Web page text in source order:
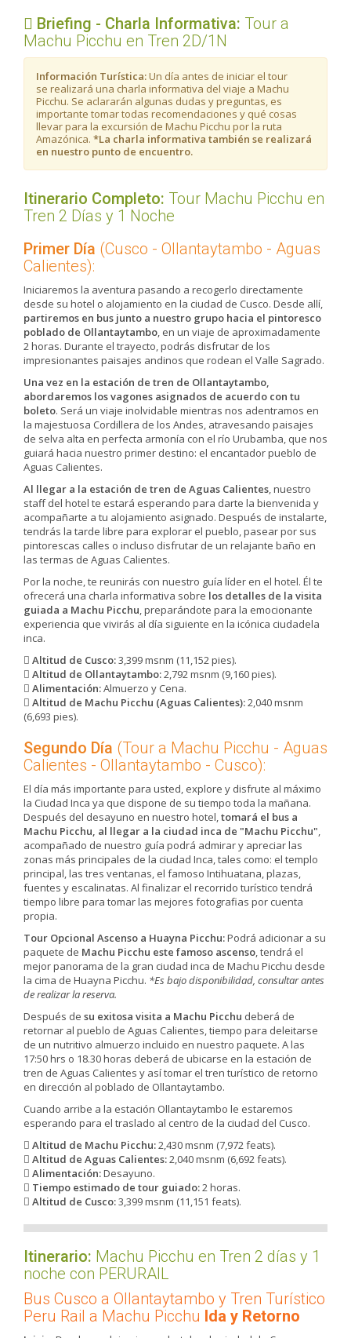
Briefing - Charla Informativa: ​Tour a
Machu Picchu en Tren 2D/1N
Información Turística:Un día antes de iniciar el tour
se realizará una charla informativa del viaje a Machu
Picchu. Se aclararán algunas dudas y preguntas, es
importante tomar todas recomendaciones y qué cosas
llevar para la excursión de Machu Picchu por la ruta
Amazónica. *La charla informativa también se realizará
en nuestro punto de encuentro.
Itinerario Completo: Tour Machu Picchu en
Tren 2 Días y 1 Noche
Primer Día (Cusco - Ollantaytambo - Aguas
Calientes):
Iniciaremos la aventura pasando a recogerlo directamente
desde su hotel o alojamiento en la ciudad de Cusco. Desde allí,
partiremos en bus junto a nuestro grupo hacia el pintoresco
poblado de Ollantaytambo, en un viaje de aproximadamente
2 horas. Durante el trayecto, podrás disfrutar de los
impresionantes paisajes andinos que rodean el Valle Sagrado.
Una vez en la estación de tren de Ollantaytambo,
abordaremos los vagones asignados de acuerdo con tu
boleto. Será un viaje inolvidable mientras nos adentramos en
la majestuosa Cordillera de los Andes, atravesando paisajes
de selva alta en perfecta armonía con el río Urubamba, que nos
guiará hacia nuestro primer destino: el encantador pueblo de
Aguas Calientes.
Al llegar a la estación de tren de Aguas Calientes, nuestro
staff del hotel te estará esperando para darte la bienvenida y
acompañarte a tu alojamiento asignado. Después de instalarte,
tendrás la tarde libre para explorar el pueblo, pasear por sus
pintorescas calles o incluso disfrutar de un relajante baño en
las termas de Aguas Calientes.
Por la noche, te reunirás con nuestro guía líder en el hotel. Él te
ofrecerá una charla informativa sobre los detalles de la visita
guiada a Machu Picchu, preparándote para la emocionante
experiencia que vivirás al día siguiente en la icónica ciudadela
inca.
Altitud de Cusco:3,399 msnm (11,152 pies).
Altitud de Ollantaytambo:2,792 msnm (9,160 pies).
Alimentación:Almuerzo y Cena.
Altitud de Machu Picchu (Aguas Calientes):2,040 msnm
(6,693 pies).
Segundo Día (Tour a Machu Picchu - Aguas
Calientes - Ollantaytambo - Cusco):
El día más importante para usted, explore y disfrute al máximo
la Ciudad Inca ya que dispone de su tiempo toda la mañana.
Después del desayuno en nuestro hotel,tomará el bus a
Machu Picchu, al llegar a la ciudad inca de "Machu Picchu",
acompañado de nuestro guía podrá admirar y apreciar las
zonas más principales de la ciudad Inca, tales como: el templo
principal, las tres ventanas, el famoso Intihuatana, plazas,
fuentes y escalinatas. Al finalizar el recorrido turístico tendrá
tiempo libre para tomar las mejores fotografias por cuenta
propia.
Tour Opcional Ascenso a Huayna Picchu:Podrá adicionar a su
paquete de Machu Picchu este famoso ascenso, tendrá el
mejor panorama de la gran ciudad inca de Machu Picchu desde
la cima de Huayna Picchu. *Es bajo disponibilidad, consultar antes
de realizar la reserva.
Después de su exitosa visita a Machu Picchu deberá de
retornar al pueblo de Aguas Calientes, tiempo para deleitarse
de un nutritivo almuerzo incluido en nuestro paquete. A las
17:50 hrs o 18.30 horas deberá de ubicarse en la estación de
tren de Aguas Calientes y así tomar el tren turístico de retorno
en dirección al poblado de Ollantaytambo.
Cuando arribe a la estación Ollantaytambo le estaremos
esperando para el traslado al centro de la ciudad del Cusco.
Altitud de Machu Picchu:2,430 msnm (7,972 feats).
Altitud de Aguas Calientes:2,040 msnm (6,692 feats).
Alimentación:Desayuno.
Tiempo estimado de tour guiado:2 horas.
Altitud de Cusco:3,399 msnm (11,151 feats).
Itinerario: Machu Picchu en Tren 2 días y 1
noche con PERURAIL
Bus Cusco a Ollantaytambo y Tren Turístico
Peru Rail a Machu Picchu Ida y Retorno